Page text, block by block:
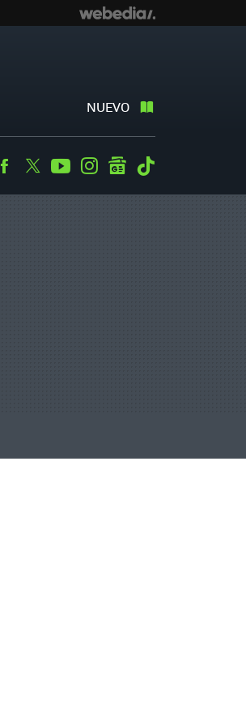
NUEVO
Facebook
TwitterYoutubeInstagramgooglenews